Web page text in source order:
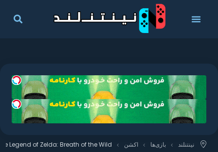
نینتنلند بازی‌ها اکشن Legend of Zelda: Breath of the Wild